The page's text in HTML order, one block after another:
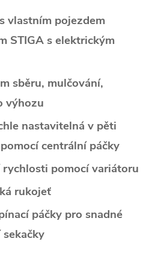
vlastním pojezdem
STIGA s elektrickým
sběru, mulčování,
výhozu
nastavitelná v pěti
centrální páčky
rychlosti pomocí variátoru
rukojeť
páčky pro snadné